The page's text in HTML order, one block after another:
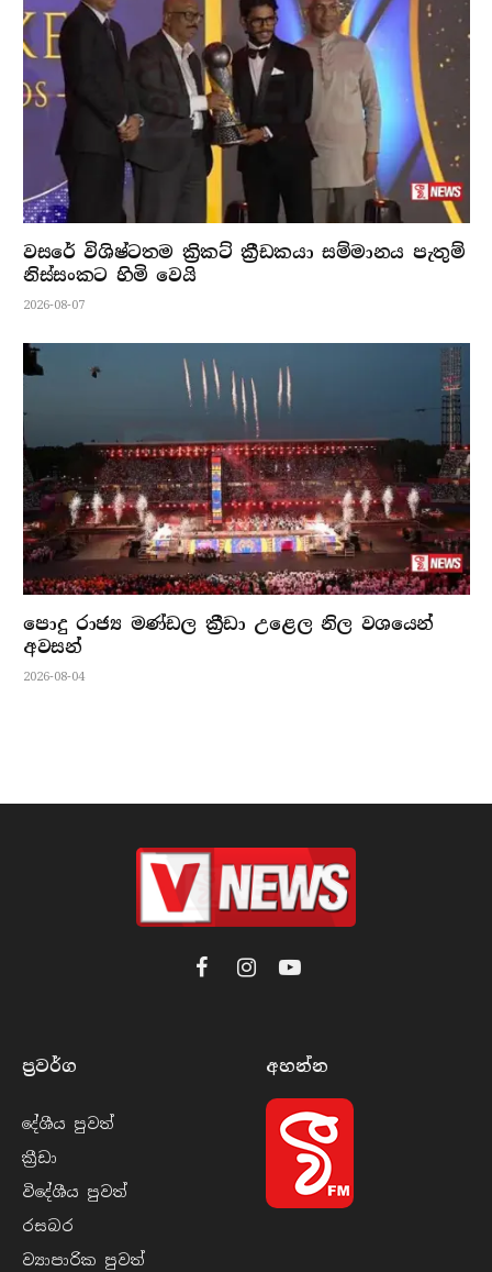
වසරේ විශිෂ්ටතම ක්‍රිකට් ක්‍රීඩකයා සම්මානය පැතුම්
නිස්සංකට හිමි වෙයි
2026-08-07
පොදු රාජ්‍ය මණ්ඩල ක්‍රීඩා උළෙල නිල වශයෙන්
අවසන්
2026-08-04
FacebookInstagramYouTube
ප්‍රවර්​ග
දේශීය පුව​ත්
ක්‍රී​ඩා
විදේශීය පුව​ත්
රසබ​ර
ව්‍යාපාරික පුව​ත්
අහන්​න